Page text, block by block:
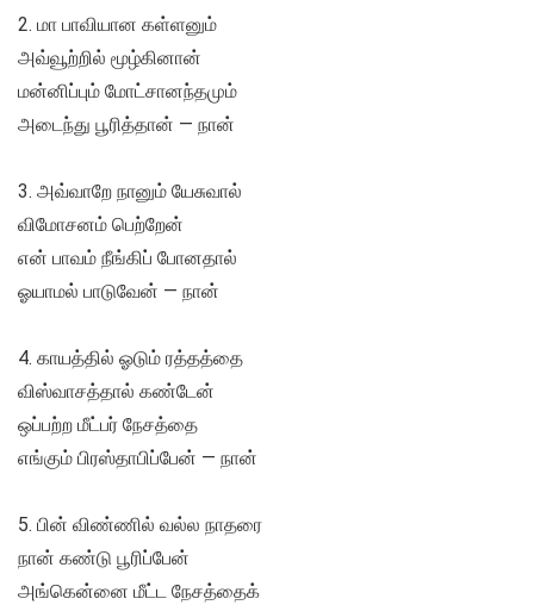
2. மா பாவியான கள்ளனும்
அவ்வூற்றில் மூழ்கினான்
மன்னிப்பும் மோட்சானந்தமும்
அடைந்து பூரித்தான் — நான்
3. அவ்வாறே நானும் யேசுவால்
விமோசனம் பெற்றேன்
என் பாவம் நீங்கிப் போனதால்
ஓயாமல் பாடுவேன் — நான்
4. காயத்தில் ஓடும் ரத்தத்தை
விஸ்வாசத்தால் கண்டேன்
ஒப்பற்ற மீட்பர் நேசத்தை
எங்கும் பிரஸ்தாபிப்பேன் — நான்
5. பின் விண்ணில் வல்ல நாதரை
நான் கண்டு பூரிப்பேன்
அங்கென்னை மீட்ட நேசத்தைக்